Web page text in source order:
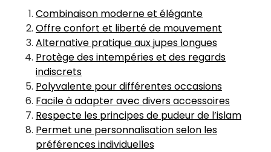
Combinaison moderne et élégante
Offre confort et liberté de mouvement
Alternative pratique aux jupes longues
Protège des intempéries et des regards
indiscrets
Polyvalente pour différentes occasions
Facile à adapter avec divers accessoires
Respecte les principes de pudeur de l’islam
Permet une personnalisation selon les
préférences individuelles